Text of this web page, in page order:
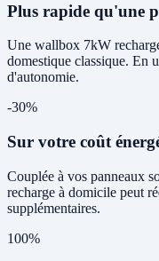
Plus rapide qu'une
Une wallbox 7kW
domestique classique. En
d'autonomie.
-30%
Sur votre coût
Couplée à vos panneaux
recharge à domicile peut
supplémentaires.
100%